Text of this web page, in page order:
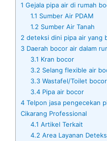
1 Gejala pipa air di rumah
1.1 Sumber Air PDAM
1.2 Sumber Air Tanah
2 deteksi dini pipa air yang
3 Daerah bocor air dalam
3.1 Kran bocor
3.2 Selang flexible air
3.3Wastafel/Toilet bocor
3.4Pipa air bocor
4 Telpon jasa pengecekan
Cikarang Professional
4.1 Artikel Terkait
4.2 Area Layanan